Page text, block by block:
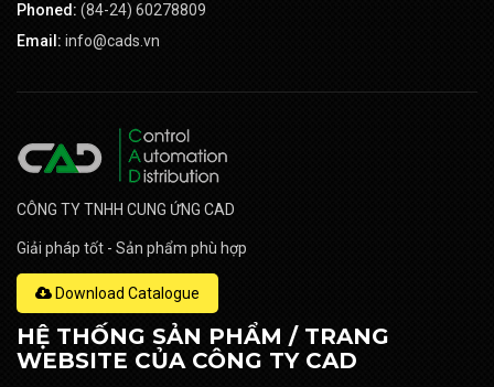
Phoned: (84-24) 60278809
Email: info@cads.vn
CÔNG TY TNHH CUNG ỨNG CAD
Giải pháp tốt - Sản phẩm phù hợp
Download Catalogue
HỆ THỐNG SẢN PHẨM / TRANG
WEBSITE CỦA CÔNG TY CAD